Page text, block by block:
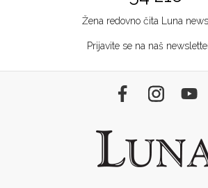
Žena redovno čita Luna
Prijavite se na naš